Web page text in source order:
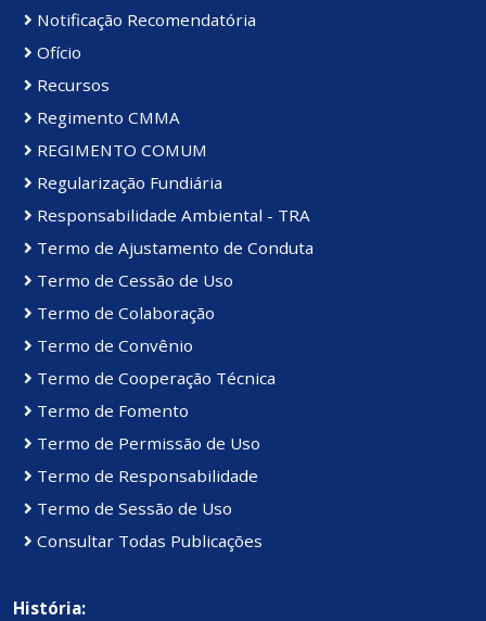
Notificação Recomendatória
Ofício
Recursos
Regimento CMMA
REGIMENTO COMUM
Regularização Fundiária
Responsabilidade Ambiental - TRA
Termo de Ajustamento de Conduta
Termo de Cessão de Uso
Termo de Colaboração
Termo de Convênio
Termo de Cooperação Técnica
Termo de Fomento
Termo de Permissão de Uso
Termo de Responsabilidade
Termo de Sessão de Uso
Consultar Todas Publicações
História: